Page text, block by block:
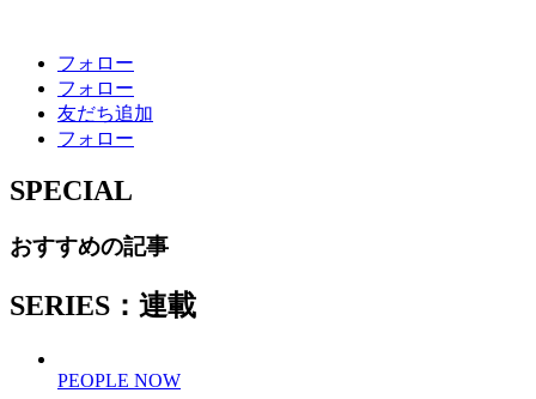
フォロー
フォロー
友だち追加
フォロー
SPECIAL
おすすめの記事
SERIES：連載
PEOPLE NOW